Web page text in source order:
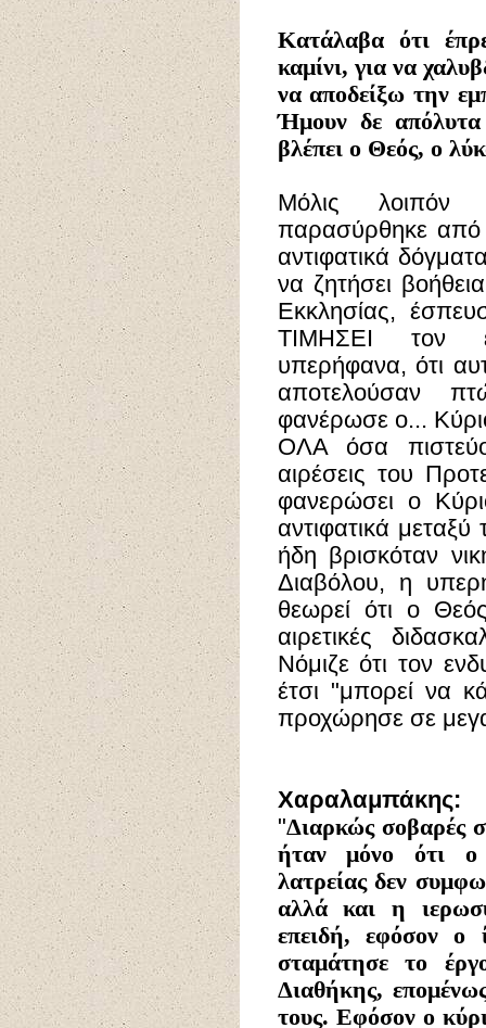
Κατάλαβα ότι
καμίνι, για να
να αποδείξω την
Ήμουν δε
βλέπει ο Θεός, ο
Μόλις
παρασύρθηκε
αντιφατικά
να ζητήσει
Εκκλησίας,
ΤΙΜΗΣΕΙ τον
υπερήφανα, ότι
αποτελούσαν
φανέρωσε ο...
ΟΛΑ όσα
αιρέσεις του
φανερώσει ο
αντιφατικά μεταξύ
ήδη βρισκόταν
Διαβόλου, η
θεωρεί ότι ο
αιρετικές
Νόμιζε ότι τον
έτσι "μπορεί να
προχώρησε σε
Χαραλαμπάκης:
"Διαρκώςσοβαρές
ήταν μόνο ότι ο
λατρείας δεν
αλλά και η
επειδή, εφόσον ο
σταμάτησε το
Διαθήκης,
τους. Εφόσον ο